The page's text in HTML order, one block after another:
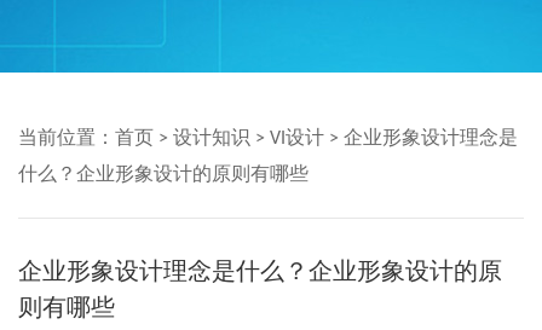
当前位置： 首页 > 设计知识 > VI设计 > 企业形象设计理念是
什么？企业形象设计的原则有哪些
企业形象设计理念是什么？企业形象设计的原
则有哪些